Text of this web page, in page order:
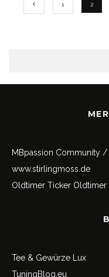
1 2
MBpassion Community /
www.stirlingmoss.de
Oldtimer Ticker Oldtimer
Tee & Gewürze Lux
TuningBlog.eu